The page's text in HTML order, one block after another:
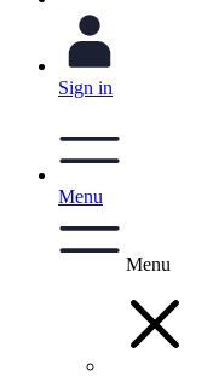
Sign in
Menu
Menu